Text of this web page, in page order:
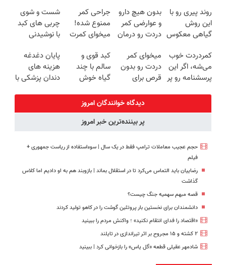
روزه ساخت!
روند پیری رو با
این روش
گیاهی معکوس
بدون هیچ دارو
و عوارضی کمر
دردت رو درمان
(پرسش‌نامه)
جراحی کمر
ممنوع شده!
میخوای کمرت
درمان کنی؟
((پرسش‌نامه))
شست و شوی
چربی های کبد
با نوشیدنی
کمردردت خوب
می‌شه، اگر این
پرسشنامه رو پر
میخوای کمر
دردت رو بدون
قرص برای
(◂پرسش‌نامه
رو پر کن)
کبد قوی و
سالم با چند
گیاه خوش
پایان دغدغه
هزینه های
دندان پزشکی با
دیدگاه خوانندگان امروز
پر بیننده‌ترین خبر امروز
حجم عجیب معاملات ترامپ فقط در یک سال | سوءاستفاده از ریاست جمهوری +
فیلم
رضاییان باید التماس می‌کرد تا در استقلال بماند | بازوبند هم به او دادیم اما کلاس
گذاشت
قصه مبهم سهمیه جنگ چیست؟
دانشمندان برای نخستین بار پروتئین گوشت را در کاهو تولید کردند
«اقتصاد را فدای انتقام نکنید» ؛ واکنش مردم را ببینید
۲ کشته و ۱۵ مجروح بر اثر تیراندازی در تایلند
شادمهر عقیلی قطعه «گل یاس» را بازخوانی کرد | ببینید